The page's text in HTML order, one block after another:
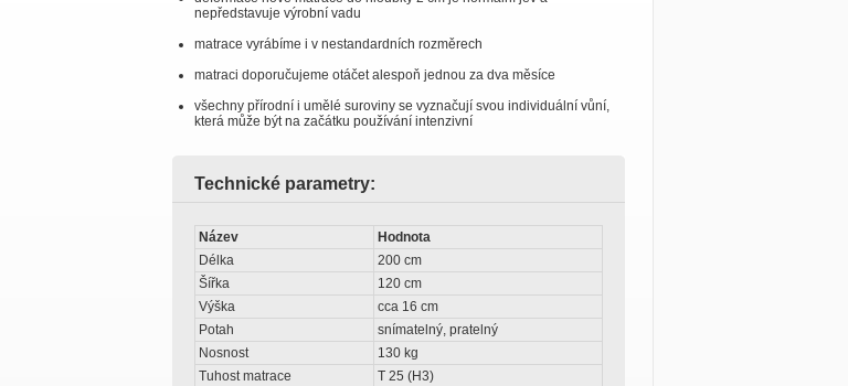
nepředstavuje výrobní vadu
matrace vyrábíme i v nestandardních rozměrech
matraci doporučujeme otáčet alespoň jednou za dva měsíce
všechny přírodní i umělé suroviny se vyznačují svou individuální vůní,
která může být na začátku používání intenzivní
Technické parametry:
Název
Hodnota
Délka
200 cm
Šířka
120 cm
Výška
cca 16 cm
Potah
snímatelný, pratelný
Nosnost
130 kg
Tuhost matrace
T 25 (H3)